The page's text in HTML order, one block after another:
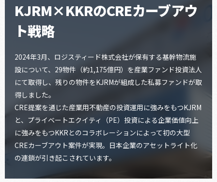
KJRM×KKRのCREカーブアウ
ト戦略
2024年3月、ロジスティード株式会社が保有する基幹物流施
設について、29物件（約1,175億円）を産業ファンド投資法人
にて取得し、残りの物件をKJRMが組成した私募ファンドが取
得しました。
CRE提案を通じた産業用不動産の投資運用に強みをもつKJRM
と、プライベートエクイティ（PE）投資による企業価値向上
に強みをもつKKRとのコラボレーションによって初の大型
CREカーブアウト案件が実現。日本企業のアセットライト化
の連鎖が引き起こされています。